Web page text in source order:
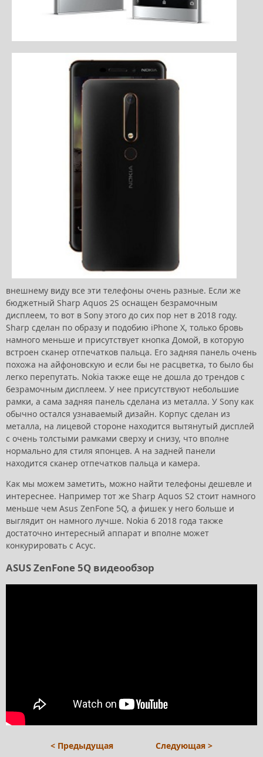
внешнему виду все эти телефоны очень разные. Если же
бюджетный Sharp Aquos 2S оснащен безрамочным
дисплеем, то вот в Sony этого до сих пор нет в 2018 году.
Sharp сделан по образу и подобию iPhone X, только бровь
намного меньше и присутствует кнопка Домой, в которую
встроен сканер отпечатков пальца. Его задняя панель очень
похожа на айфоновскую и если бы не расцветка, то было бы
легко перепутать. Nokia также еще не дошла до трендов с
безрамочным дисплеем. У нее присутствуют небольшие
рамки, а сама задняя панель сделана из металла. У Sony как
обычно остался узнаваемый дизайн. Корпус сделан из
металла, на лицевой стороне находится вытянутый дисплей
с очень толстыми рамками сверху и снизу, что вполне
нормально для стиля японцев. А на задней панели
находится сканер отпечатков пальца и камера.
Как мы можем заметить, можно найти телефоны дешевле и
интереснее. Например тот же Sharp Aquos S2 стоит намного
меньше чем Asus ZenFone 5Q, а фишек у него больше и
выглядит он намного лучше. Nokia 6 2018 года также
достаточно интересный аппарат и вполне может
конкурировать с Асус.
ASUS ZenFone 5Q видеообзор
< Предыдущая Следующая >